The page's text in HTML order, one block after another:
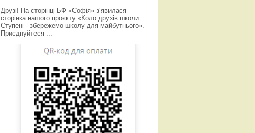
Друзі! На сторінці БФ «Софія» з‘явилася
сторінка нашого проєкту «Коло друзів школи
Ступені - збережемо школу для майбутнього».
Приєднуйтеся ...